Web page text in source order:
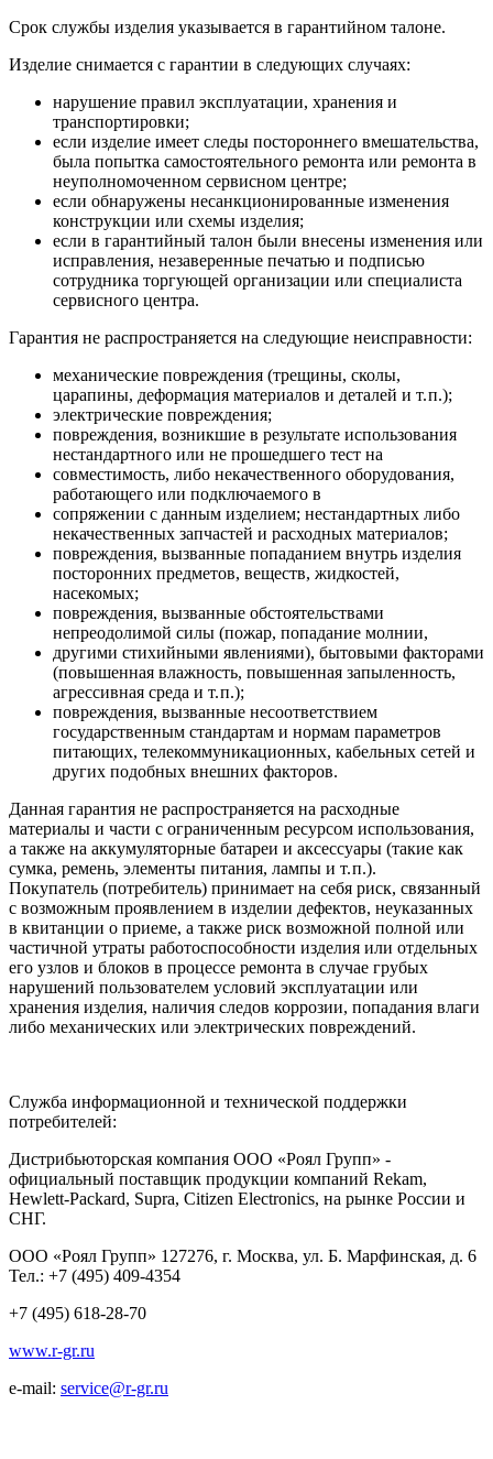
Срок службы изделия указывается в гарантийном талоне.
Изделие снимается с гарантии в следующих случаях:
нарушение правил эксплуатации, хранения и
транспортировки;
если изделие имеет следы постороннего вмешательства,
была попытка самостоятельного ремонта или ремонта в
неуполномоченном сервисном центре;
если обнаружены несанкционированные изменения
конструкции или схемы изделия;
если в гарантийный талон были внесены изменения или
исправления, незаверенные печатью и подписью
сотрудника торгующей организации или специалиста
сервисного центра.
Гарантия не распространяется на следующие неисправности:
механические повреждения (трещины, сколы,
царапины, деформация материалов и деталей и т. п.);
электрические повреждения;
повреждения, возникшие в результате использования
нестандартного или не прошедшего тест на
совместимость, либо некачественного оборудования,
работающего или подключаемого в
сопряжении с данным изделием; нестандартных либо
некачественных запчастей и расходных материалов;
повреждения, вызванные попаданием внутрь изделия
посторонних предметов, веществ, жидкостей,
насекомых;
повреждения, вызванные обстоятельствами
непреодолимой силы (пожар, попадание молнии,
другими стихийными явлениями), бытовыми факторами
(повышенная влажность, повышенная запыленность,
агрессивная среда и т. п.);
повреждения, вызванные несоответствием
государственным стандартам и нормам параметров
питающих, телекоммуникационных, кабельных сетей и
других подобных внешних факторов.
Данная гарантия не распространяется на расходные
материалы и части с ограниченным ресурсом использования,
а также на аккумуляторные батареи и аксессуары (такие как
сумка, ремень, элементы питания, лампы и т. п.).
Покупатель (потребитель) принимает на себя риск, связанный
с возможным проявлением в изделии дефектов, неуказанных
в квитанции о приеме, а также риск возможной полной или
частичной утраты работоспособности изделия или отдельных
его узлов и блоков в процессе ремонта в случае грубых
нарушений пользователем условий эксплуатации или
хранения изделия, наличия следов коррозии, попадания влаги
либо механических или электрических повреждений.
Служба информационной и технической поддержки
потребителей:
Дистрибьюторская компания ООО «Роял Групп» -
официальный поставщик продукции компаний Rekam,
Hewlett-Packard, Supra, Citizen Electronics, на рынке России и
СНГ.
ООО «Роял Групп» 127276, г. Москва, ул. Б. Марфинская, д. 6
Тел.: +7 (495) 409-4354
+7 (495) 618-28-70
www.r-gr.ru
e-mail: service@r-gr.ru